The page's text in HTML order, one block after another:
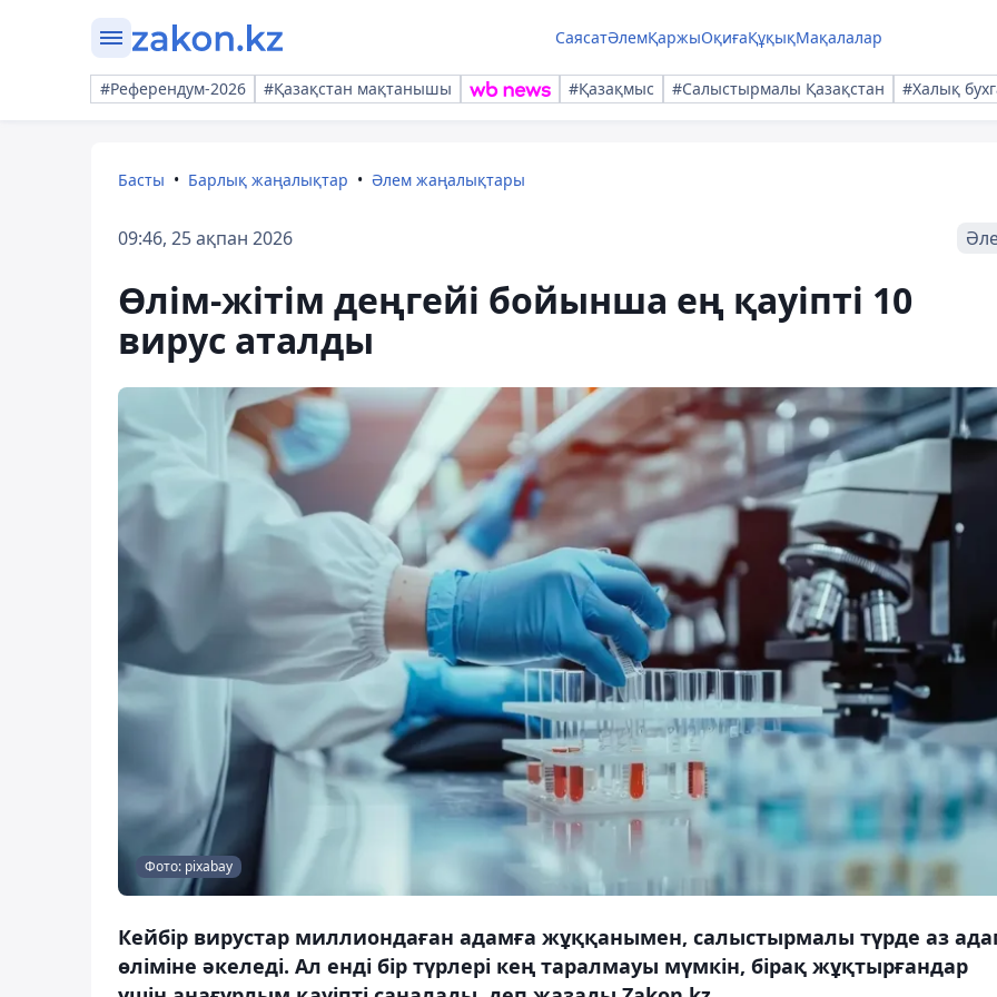
СаясатӘлемҚаржыОқиғаҚұқықМақалалар
#Референдум-2026 #Қазақстан мақтанышы #Қазақмыс #Салыстырмалы Қазақстан #Халық
Басты Барлық жаңалықтар Әлем жаңалықтары
09:46, 25 ақпан 2026
Өлім-жітім деңгейі бойынша ең қауіпті 10
вирус аталды
Фото: pixabay
Кейбір вирустар миллиондаған адамға жұққанымен, салыстырмалы түрде аз
өліміне әкеледі. Ал енді бір түрлері кең таралмауы мүмкін, бірақ жұқтырғандар